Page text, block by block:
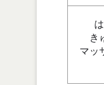
き
マッ